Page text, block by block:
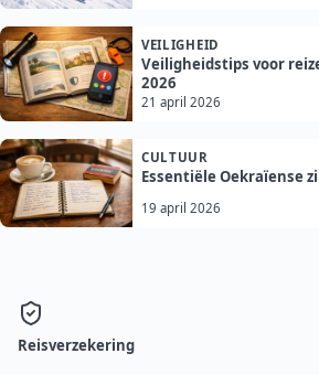
VEILIGHEID
Veiligheidstips voor
2026
21 april 2026
CULTUUR
Essentiële Oekraïense
19 april 2026
Reisverzekering